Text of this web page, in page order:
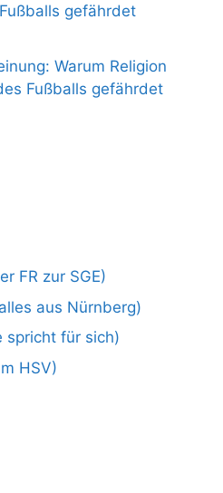
gefährdet
Warum Religion
Fußballs gefährdet
FR zur SGE)
aus Nürnberg)
spricht für sich)
HSV)